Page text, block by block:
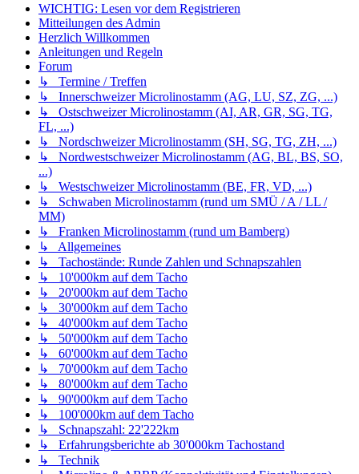
WICHTIG: Lesen vor dem Registrieren
Mitteilungen des Admin
Herzlich Willkommen
Anleitungen und Regeln
Forum
↳ Termine / Treffen
↳ Innerschweizer Microlinostamm (AG, LU, SZ, ZG, ...)
↳ Ostschweizer Microlinostamm (AI, AR, GR, SG, TG,
FL, ...)
↳ Nordschweizer Microlinostamm (SH, SG, TG, ZH, ...)
↳ Nordwestschweizer Microlinostamm (AG, BL, BS, SO,
...)
↳ Westschweizer Microlinostamm (BE, FR, VD, ...)
↳ Schwaben Microlinostamm (rund um SMÜ / A / LL /
MM)
↳ Franken Microlinostamm (rund um Bamberg)
↳ Allgemeines
↳ Tachostände: Runde Zahlen und Schnapszahlen
↳ 10'000km auf dem Tacho
↳ 20'000km auf dem Tacho
↳ 30'000km auf dem Tacho
↳ 40'000km auf dem Tacho
↳ 50'000km auf dem Tacho
↳ 60'000km auf dem Tacho
↳ 70'000km auf dem Tacho
↳ 80'000km auf dem Tacho
↳ 90'000km auf dem Tacho
↳ 100'000km auf dem Tacho
↳ Schnapszahl: 22'222km
↳ Erfahrungsberichte ab 30'000km Tachostand
↳ Technik